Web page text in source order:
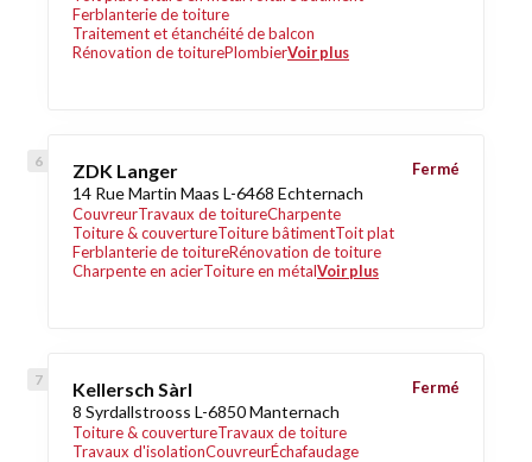
Ferblanterie de toiture
Traitement et étanchéité de balcon
Rénovation de toiturePlombierVoir plus
ZDK Langer
14 Rue Martin Maas L-6468 Echternach
CouvreurTravaux de toitureCharpente
Toiture & couvertureToiture bâtimentToit plat
Ferblanterie de toitureRénovation de toiture
Charpente en acierToiture en métalVoir plus
Fermé
Kellersch Sàrl
8 Syrdallstrooss L-6850 Manternach
Toiture & couvertureTravaux de toiture
Travaux d'isolationCouvreurÉchafaudage
Fermé